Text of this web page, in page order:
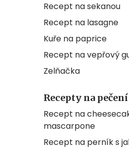
Recept na sekanou
Recept na lasagne
Kuře na paprice
Recept na vepřový
Zelňačka
Recepty na pečení
Recept na
mascarpone
Recept na perník s